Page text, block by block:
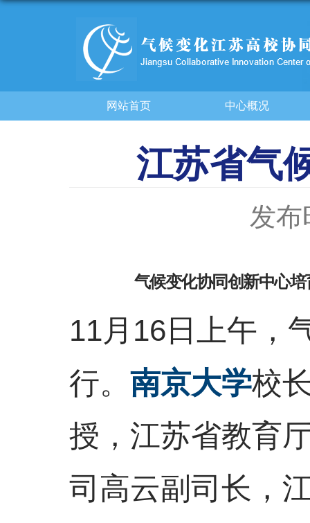
网站首页 中心概况
江苏省气
发布
气候变化协同创新中心
11月16日上午，
行。 南京大学校
授，江苏省教育
司高云副司长，